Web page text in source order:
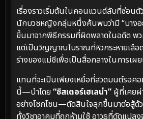
เรื่องราวเริ่มต้นในคอนแวนต์ลับที่ซ่อนตั
นักบวชหญิงกลุ่มหนึ่งค้นพบว่ามี “บางอ
ขึ้นมาจากพิธีกรรมที่ผิดพลาดในอดีต พ
แต่เป็นวิญญาณโบราณที่หิวกระหายเลือ
ร่างของแม่ชีเพื่อเป็นสื่อกลางในการเผ
แทนที่จะเป็นเพียงเหยื่อที่สวดมนต์รอค
นี้—นำโดย“ซิสเตอร์เฮเลน่า” ผู้ที่เคย
อย่างโชกโชน—ตัดสินใจลุกขึ้นมาต่อสู้ด้
ทั้งวิชาอาคมที่ถูกห้ามใช้ อาวุธที่ดัดแป